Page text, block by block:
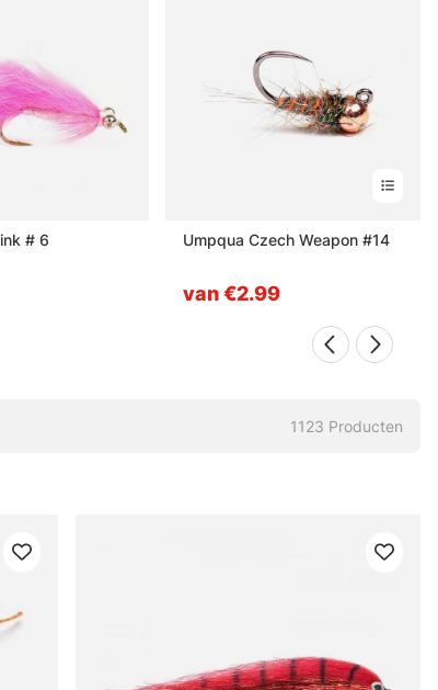
# 6 Umpqua Czech Weapon #14
van €2.99
1123 Producten